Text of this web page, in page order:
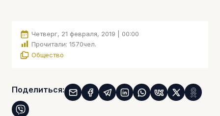
Четверг, 21 февраля, 2019 | 00:00
Прочитали: 1570чел.
Общество
Поделиться: